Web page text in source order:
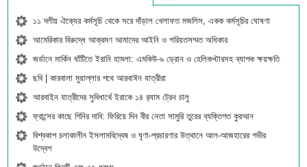
১১ দলীয় ঐক্যের কর্মসূচি থেকে সরে দাঁড়াল খেলাফত মজলিস, একক কর্মসূচির ঘোষণা
আমেরিকার বিরুদ্ধে আক্রমণ আমাদের আইনি ও শরিয়তসম্মত অধিকার
জর্ডানে মার্কিন ঘাঁটিতে ইরানি হামলা: এমকিউ-৯ ড্রোন ও হেলিকপ্টারসহ ব্যাপক ক্ষয়ক্ষতি
ছবি | কারবালা মুয়াল্লার পথে আরবাঈন যাত্রীরা
আরবাইন যাত্রীদের সুবিধার্থে ইরাকে ১৪ র‍্যাম ট্রেন চালু
ফ্রান্সের কাছে গিনির দাবি: ফিরিয়ে দিন বীর নেতা সামুরি তুরের ব্যক্তিগত কুরআন
বিশ্বকাপ চলাকালীন ইসলামবিদ্বেষ ও ঘৃণা-প্রচারণার উত্থানে আল-আজহারের গভীর
উদ্বেগ